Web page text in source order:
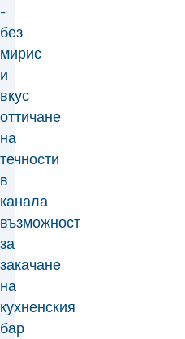
-
без
мирис
и
вкус
оттичане
на
течности
в
канала
възможност
за
закачане
на
кухненския
бар